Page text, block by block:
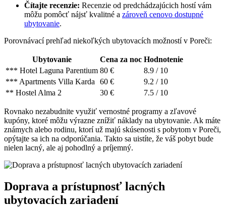
Čítajte recenzie: Recenzie od predchádzajúcich hostí vám
môžu pomôcť nájsť kvalitné a zároveň cenovo dostupné
ubytovanie.
Porovnávací prehľad niekoľkých ubytovacích možností v Poreči:
Ubytovanie Cena za noc Hodnotenie
*** Hotel Laguna Parentium 80 €
8.9 / 10
*** Apartments Villa Karda
60 €
9.2 / 10
** Hostel Alma 2
30 € 7.5 / 10
Rovnako nezabudnite využiť vernostné programy a zľavové
kupóny, ktoré môžu výrazne znížiť náklady na ubytovanie. Ak máte
známych alebo rodinu, ktorí už majú skúsenosti s pobytom v Poreči,
opýtajte sa ich na odporúčania. Takto sa uistíte, že váš pobyt bude
nielen lacný, ale aj pohodlný a príjemný.
Doprava a prístupnosť lacných
ubytovacích zariadení